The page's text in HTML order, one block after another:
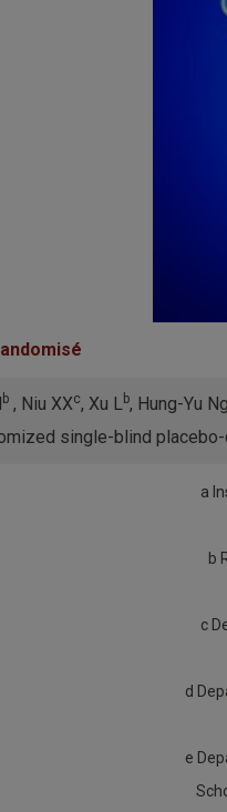
b , Niu XXc, Xu Lb, Hung-Yu
single-blind
a
b
c
d
e